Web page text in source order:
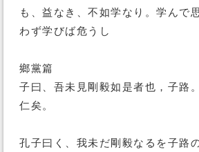
も、益なき、不如学なり。学んで
わず学びば危うし
鄉黨篇
子曰、吾未見剛毅如是者也，子路
仁矣。
孔子曰く、我未だ剛毅なるを子路